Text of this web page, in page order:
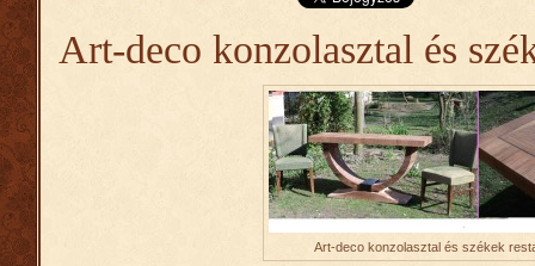
Art-deco konzolasztal és
Art-deco konzolasztal és székek